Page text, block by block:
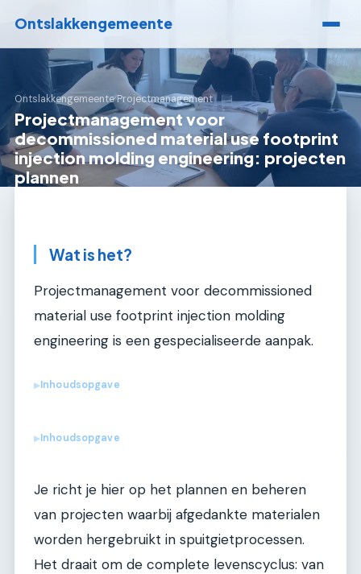
Ontslakkengemeente
Ontslakkengemeente›Projectmanagement
Projectmanagement voor
decommissioned material use footprint
injection molding engineering: projecten
plannen
Wat is het?
Projectmanagement voor decommissioned
material use footprint injection molding
engineering is een gespecialiseerde aanpak.
▶Inhoudsopgave
▶Inhoudsopgave
Je richt je hier op het plannen en beheren
van projecten waarbij afgedankte materialen
worden hergebruikt in spuitgietprocessen.
Het draait om de complete levenscyclus: van